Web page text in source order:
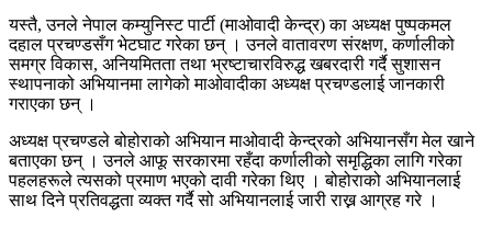
यस्तै, उनले नेपाल कम्युनिस्ट पार्टी (माओवादी केन्द्र) का अध्यक्ष पुष्पकमल
दहाल प्रचण्डसँग भेटघाट गरेका छन् । उनले वातावरण संरक्षण, कर्णालीको
समग्र विकास, अनियमितता तथा भ्रष्टाचारविरुद्ध खबरदारी गर्दै सुशासन
स्थापनाको अभियानमा लागेको माओवादीका अध्यक्ष प्रचण्डलाई जानकारी
गराएका छन् ।
अध्यक्ष प्रचण्डले बोहोराको अभियान माओवादी केन्द्रको अभियानसँग मेल खाने
बताएका छन् । उनले आफू सरकारमा रहँदा कर्णालीको समृद्धिका लागि गरेका
पहलहरूले त्यसको प्रमाण भएको दावी गरेका थिए । बोहोराको अभियानलाई
साथ दिने प्रतिवद्धता व्यक्त गर्दै सो अभियानलाई जारी राख्न आग्रह गरे ।